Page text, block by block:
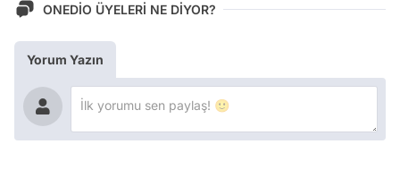
ONEDİO ÜYELERİ NE DİYOR?
Yorum Yazın